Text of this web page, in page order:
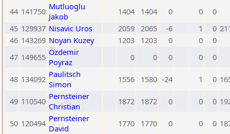
44 141750 Mutluoglu
Jakob
1404 1404 0 0
0
45 129937 Nisavic Uros 2059 2065 -6 1 0
46 143269 Noyan Kuzey 1203 1203 0 0
0
47 149655 Özdemir
Poyraz
0 0 0 0 0
48 134092 Paulitsch
Simon
1556 1580 -24 1 0
49 110540 Pernsteiner
Christian
1872 1872 0 0 0
50 120494 Pernsteiner
David
1770 1770 0 0 0